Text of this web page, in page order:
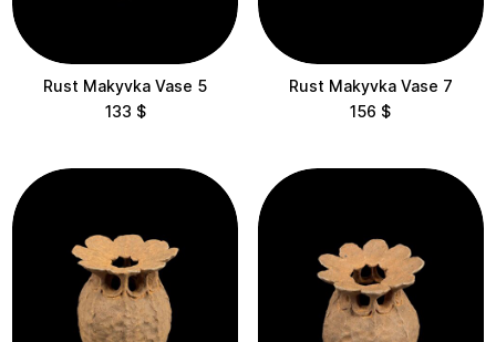
Статика
Храми
Локація
Avangarden Art Gallery
Litkovska Showroom
Rust Makyvka Vase 5
133 $
Rust Makyvka Vase 7
156 $